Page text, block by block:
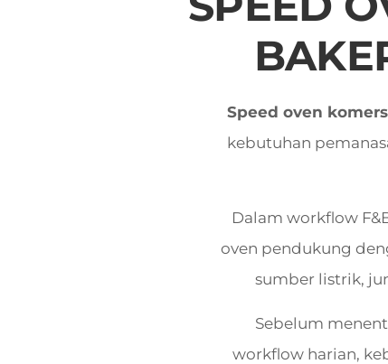
Speed oven
kebutuhan
Dalam workflow
oven pendukung
sumber listrik,
Sebelum
workflow harian,